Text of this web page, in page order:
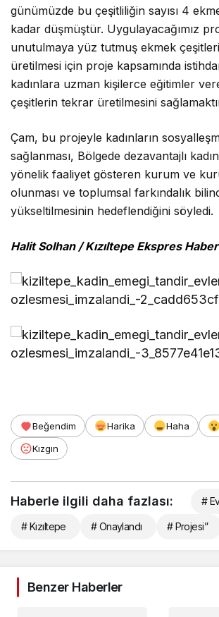
günümüzde bu çeşitliliğin sayısı 4
kadar düşmüştür. Uygulayacağımız
unutulmaya yüz tutmuş ekmek
üretilmesi için proje kapsamında
kadınlara uzman kişilerce eğitimler
çeşitlerin tekrar üretilmesini
Çam, bu projeyle kadınların
sağlanması, Bölgede dezavantajlı
yönelik faaliyet gösteren kurum ve
olunması ve toplumsal farkındalık
yükseltilmesinin hedeflendiğini söyledi.
Halit Solhan / Kızıltepe Ekspres Haber
Beğendim Harika Haha
Kızgın
Haberle ilgili daha fazlası: #
# Kızıltepe # Onaylandı # Projesi”
Benzer Haberler